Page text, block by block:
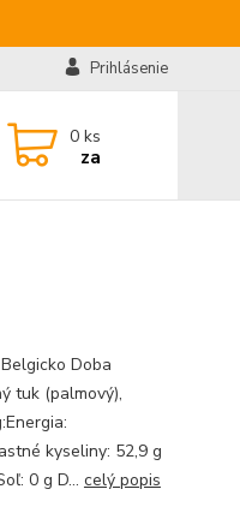
Prihlásenie
0 ks
za
Doba
tuk (palmový),
kyseliny: 52,9 g
0 g D... celý popis